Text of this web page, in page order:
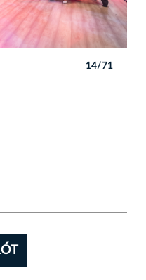
14/71